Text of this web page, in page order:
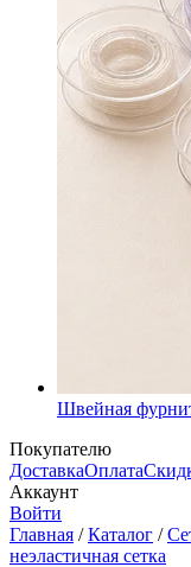
Швейная
Покупателю
ДоставкаОплата
Аккаунт
Войти
Главная / Каталог /
неэластичная сетка